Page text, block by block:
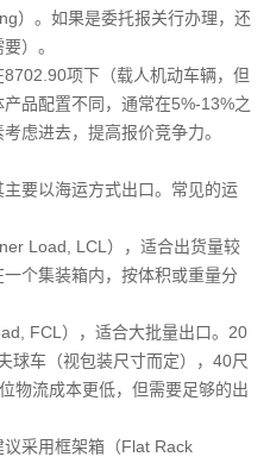
）。如果是委托报关行办理，还
）。
项下（载人机动车辆，但
品配置不同，通常在5%-13%之
虑进去，提高报价竞争力。
要以海运方式出口。常见的运
Load, LCL），适合出货量较
个集装箱内，按体积或重量分
FCL），适合大批量出口。20
球车（视包装尺寸而定），40尺
物流成本更低，但需要足够的出
采用框架箱（Flat Rack